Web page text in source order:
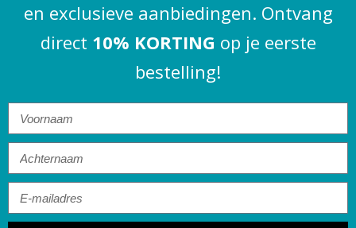
en exclusieve aanbiedingen. Ontvang
direct 10% KORTING op je eerste
bestelling!